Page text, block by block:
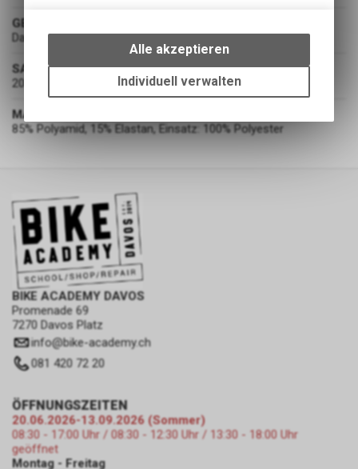
GESCHLECHT
Damen
SAISON
2023-W
MATERIAL
85% Polyamid, 15% Elastan, Einsatz: 100% Polyester
BIKE ACADEMY DAVOS
Promenade 69
7270 Davos Platz
info@bike-academy.ch
081 420 72 20
ÖFFNUNGSZEITEN
20.06.2026-13.09.2026 (Sommer)
08:30 - 17:00 Uhr / 08:30 - 12:30 Uhr / 13:30 - 18:00 Uhr
geöffnet
Montag - Freitag
bestimmte Interaktionen und
Einstellungen auf Ihrem Gerät,
um die grundlegenden
Funktionen unseres Online-
des Warenkorbs, zu
persönlichen Informationen
zulassen.
Alle akzeptieren
Individuell verwalten